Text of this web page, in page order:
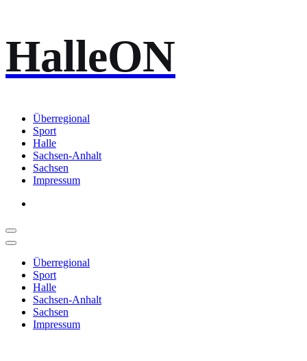
Inhalt
springen
HalleON
Überregional
Sport
Halle
Sachsen-Anhalt
Sachsen
Impressum
Überregional
Sport
Halle
Sachsen-Anhalt
Sachsen
Impressum